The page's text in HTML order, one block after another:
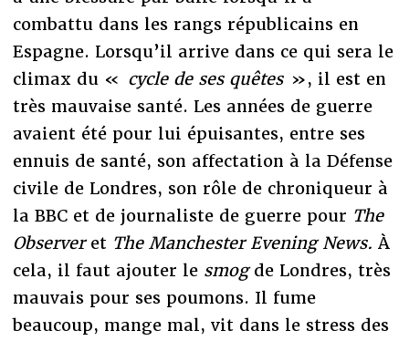
combattu dans les rangs républicains en
Espagne. Lorsqu’il arrive dans ce qui sera le
climax du « cycle de ses quêtes », il est en
très mauvaise santé. Les années de guerre
avaient été pour lui épuisantes, entre ses
ennuis de santé, son affectation à la Défense
civile de Londres, son rôle de chroniqueur à
la BBC et de journaliste de guerre pour The
Observeret The Manchester Evening News. À
cela, il faut ajouter le smogde Londres, très
mauvais pour ses poumons. Il fume
beaucoup, mange mal, vit dans le stress des